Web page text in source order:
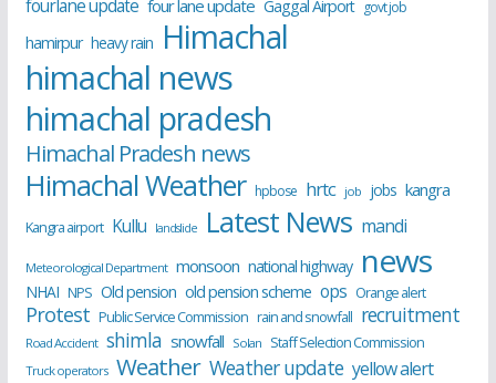
fourlane update four lane update Gaggal Airport govt job
hamirpur heavy rain Himachal
himachal news
himachal pradesh
Himachal Pradesh news
Himachal Weather hpbose hrtc job jobs kangra
Kangra airport Kullu landslide Latest News mandi
Meteorological Department monsoon national highway news
NHAI NPS Old pension old pension scheme ops Orange alert
Protest Public Service Commission rain and snowfall recruitment
Road Accident shimla snowfall Solan Staff Selection Commission
Truck operators Weather Weather update yellow alert